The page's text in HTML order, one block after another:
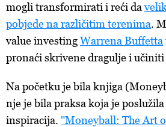
mogli transformirati i reći da
pobjedena različitim terenima.
value investingWarrena Buffetta
pronaći skrivene dragulje i
Na početku je bila knjiga
nje je bila praksa koja je poslužila
inspiracija. "Moneyball: The Art